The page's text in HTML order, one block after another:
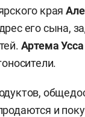
края
его сына,
Артема Усса
и